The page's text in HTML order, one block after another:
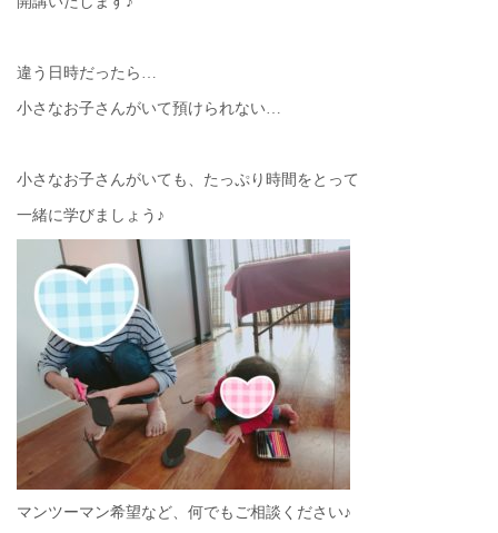
違う日時だったら…
小さなお子さんがいて預けられない…
小さなお子さんがいても、たっぷり時間をとって
一緒に学びましょう♪
マンツーマン希望など、何でもご相談ください♪